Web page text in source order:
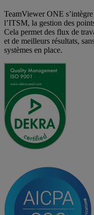
TeamViewer ONE
l’ITSM, la gestion des
Cela permet des flux de
et de meilleurs résultats,
systèmes en place.